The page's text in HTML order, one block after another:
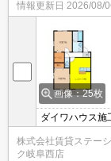
情報更新日 2026/08/
画像：25枚
ダイワハウス施
株式会社賃貸ステー
ク岐阜西店